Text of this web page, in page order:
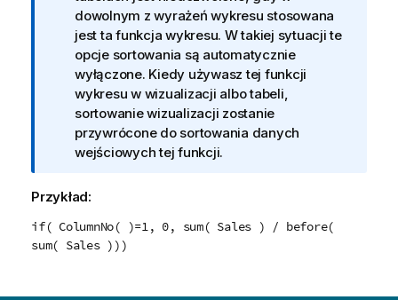
o
r
m
a
c
j
a
dowolnym z wyrażeń wykresu stosowana
jest ta funkcja wykresu. W takiej sytuacji te
opcje sortowania są automatycznie
wyłączone. Kiedy używasz tej funkcji
wykresu w wizualizacji albo tabeli,
sortowanie wizualizacji zostanie
przywrócone do sortowania danych
wejściowych tej funkcji.
Przykład:
if( ColumnNo( )=1, 0, sum( Sales ) / before(
sum( Sales )))